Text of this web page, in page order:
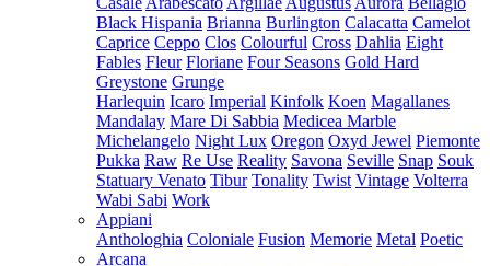
Black Hispania Brianna Burlington Calacatta Camelot
Caprice Ceppo Clos Colourful Cross Dahlia Eight
Fables Fleur Floriane Four Seasons Gold Hard
Greystone Grunge
Harlequin Icaro Imperial Kinfolk Koen Magallanes
Mandalay Mare Di Sabbia Medicea Marble
Michelangelo Night Lux Oregon Oxyd Jewel Piemonte
Pukka Raw Re Use Reality Savona Seville Snap Souk
Statuary Venato Tibur Tonality Twist Vintage Volterra
Wabi Sabi Work
Appiani
Anthologhia Coloniale Fusion Memorie Metal Poetic
Arcana